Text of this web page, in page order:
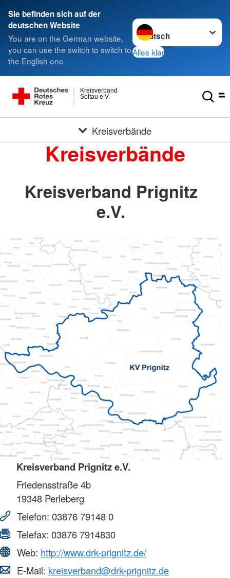
Sie befinden sich auf der
deutschen Website
You are on the German website,
you can use the switch to switch to
the English one
Sprache wechseln zu
Alles klar
Soltau e.V.
Kreisverband
Kreisverbände
Kreisverbände
Kreisverband Prignitz
e.V.
Kreisverband Prignitz e.V.
Friedensstraße 4b
19348 Perleberg
Telefon: 03876 79148 0
Telefax: 03876 7914830
Web: http://www.drk-prignitz.de/
E-Mail: kreisverband@drk-prignitz.de